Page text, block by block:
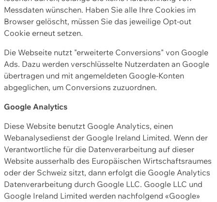
Messdaten wünschen. Haben Sie alle Ihre Cookies im
Browser gelöscht, müssen Sie das jeweilige Opt-out
Cookie erneut setzen.
Die Webseite nutzt "erweiterte Conversions" von Google
Ads. Dazu werden verschlüsselte Nutzerdaten an Google
übertragen und mit angemeldeten Google-Konten
abgeglichen, um Conversions zuzuordnen.
Google Analytics
Diese Website benutzt Google Analytics, einen
Webanalysedienst der Google Ireland Limited. Wenn der
Verantwortliche für die Datenverarbeitung auf dieser
Website ausserhalb des Europäischen Wirtschaftsraumes
oder der Schweiz sitzt, dann erfolgt die Google Analytics
Datenverarbeitung durch Google LLC. Google LLC und
Google Ireland Limited werden nachfolgend «Google»